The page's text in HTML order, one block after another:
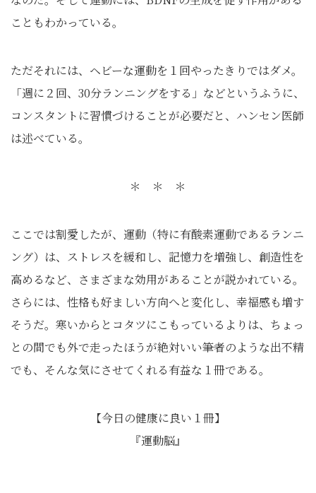
こともわかっている。
ただそれには、ヘビーな運動を１回やったきりではダメ。
「週に２回、30分ランニングをする」などというふうに、
コンスタントに習慣づけることが必要だと、ハンセン医師
は述べている。
＊ ＊ ＊
ここでは割愛したが、運動（特に有酸素運動であるランニ
ング）は、ストレスを緩和し、記憶力を増強し、創造性を
高めるなど、さまざまな効用があることが説かれている。
さらには、性格も好ましい方向へと変化し、幸福感も増す
そうだ。寒いからとコタツにこもっているよりは、ちょっ
との間でも外で走ったほうが絶対いい――筆者のような出不精
でも、そんな気にさせてくれる有益な１冊である。
【今日の健康に良い１冊】
『運動脳』